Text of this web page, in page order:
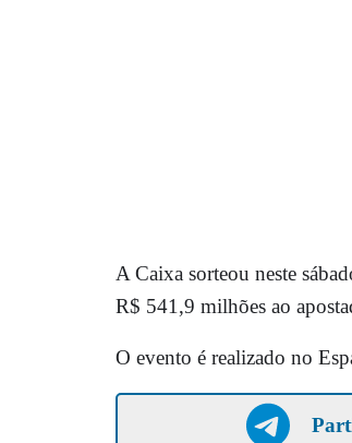
A Caixa sorteou neste
R$ 541,9 milhões ao
O evento é realizado no